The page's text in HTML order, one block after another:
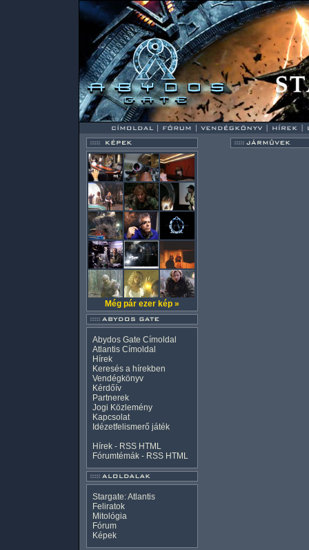
Még pár ezer kép »
Abydos Gate Címoldal
Atlantis Címoldal
Hírek
Keresés a hírekben
Vendégkönyv
Kérdőív
Partnerek
Jogi Közlemény
Kapcsolat
Idézetfelismerő játék
Hírek - RSS HTML
Fórumtémák - RSS HTML
Stargate: Atlantis
Feliratok
Mitológia
Fórum
Képek